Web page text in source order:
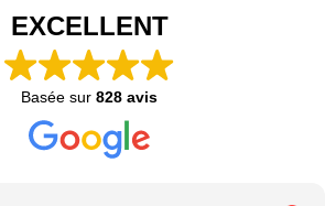
EXCELLENT
Basée sur 828 avis